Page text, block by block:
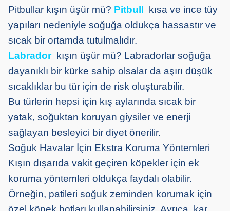
Pitbullar kışın üşür mü? Pitbull kısa ve ince tüy
yapıları nedeniyle soğuğa oldukça hassastır ve
sıcak bir ortamda tutulmalıdır.
Labrador kışın üşür mü? Labradorlar soğuğa
dayanıklı bir kürke sahip olsalar da aşırı düşük
sıcaklıklar bu tür için de risk oluşturabilir.
Bu türlerin hepsi için kış aylarında sıcak bir
yatak, soğuktan koruyan giysiler ve enerji
sağlayan besleyici bir diyet önerilir.
Soğuk Havalar İçin Ekstra Koruma Yöntemleri
Kışın dışarıda vakit geçiren köpekler için ek
koruma yöntemleri oldukça faydalı olabilir.
Örneğin, patileri soğuk zeminden korumak için